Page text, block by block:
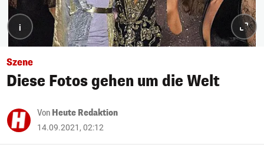
i
Szene
Diese Fotos gehen um die Welt
Von Heute Redaktion
14.09.2021, 02:12